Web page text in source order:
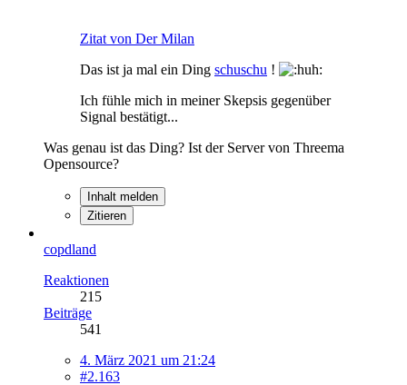
Zitat von Der Milan
Das ist ja mal ein Ding schuschu !
Ich fühle mich in meiner Skepsis gegenüber
Signal bestätigt...
Was genau ist das Ding? Ist der Server von Threema
Opensource?
Inhalt melden
Zitieren
copdland
Reaktionen
215
Beiträge
541
4. März 2021 um 21:24
#2.163